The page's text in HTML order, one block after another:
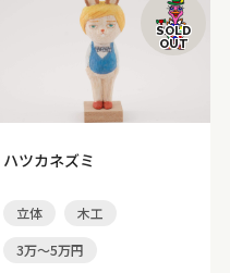
SOLD
OUT
ハツカネズミ
立体
木工
3万～5万円